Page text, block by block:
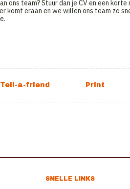
ons team? Stuur dan je CV en een
komt eraan en we willen ons team zo
SNELLE LINKS